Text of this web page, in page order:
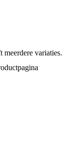
meerdere variaties.